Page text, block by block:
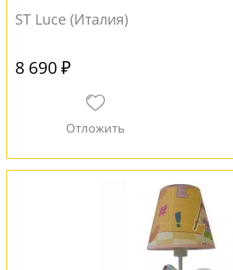
ST Luce (Италия)
8 690 ₽